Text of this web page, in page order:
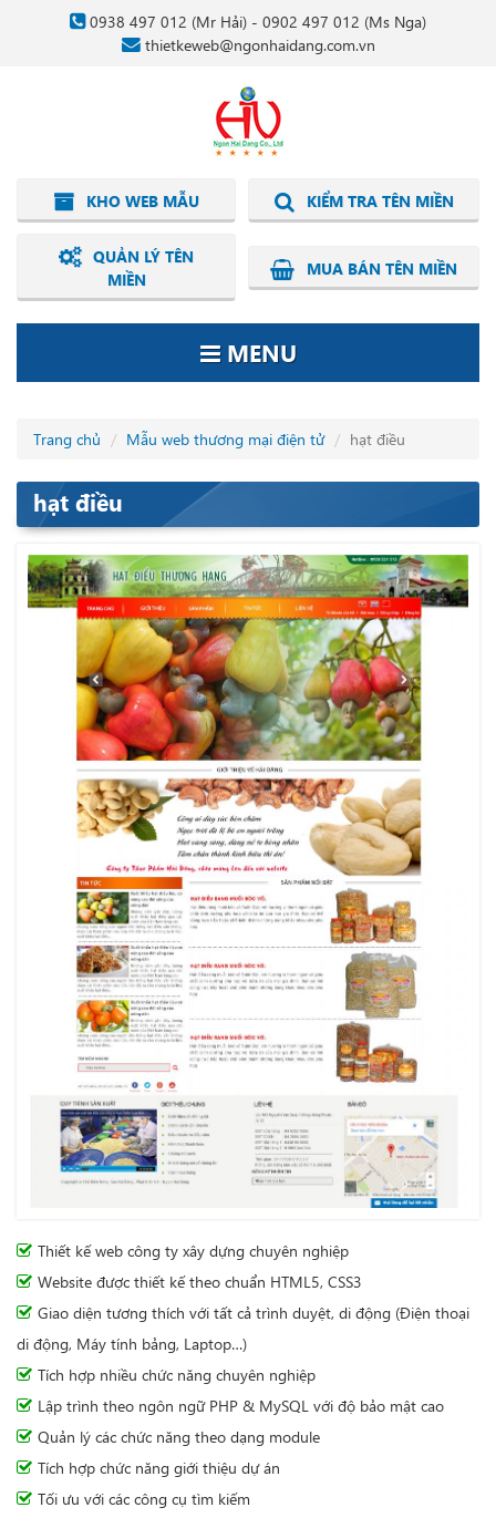
0938 497 012 (Mr Hải) - 0902 497 012 (Ms Nga)
thietkeweb@ngonhaidang.com.vn
KHO WEB MẪU KIỂM TRA TÊN MIỀN
QUẢN LÝ TÊN
MIỀN
MUA BÁN TÊN MIỀN
MENU
Trang chủ Mẫu web thương mại điện tử hạt điều
hạt điều
Thiết kế web công ty xây dựng chuyên nghiệp
Website được thiết kế theo chuẩn HTML5, CSS3
Giao diện tương thích với tất cả trình duyệt, di động (Điện thoại
di động, Máy tính bảng, Laptop…)
Tích hợp nhiều chức năng chuyên nghiệp
Lập trình theo ngôn ngữ PHP & MySQL với độ bảo mật cao
Quản lý các chức năng theo dạng module
Tích hợp chức năng giới thiệu dự án
Tối ưu với các công cụ tìm kiếm